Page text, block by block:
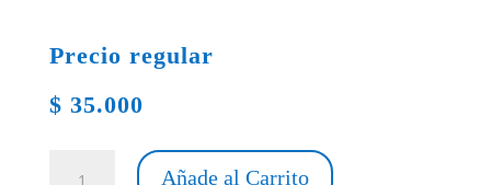
Precio regular
$ 35.000
Añade al Carrito